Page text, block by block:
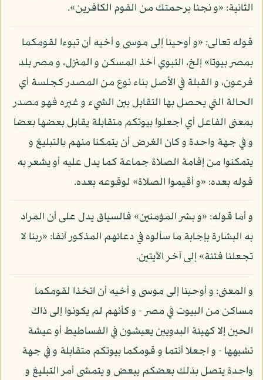
الثانية: «و نجنا برحمتك من القوم الكافرين».
قوله تعالى: «و أوحينا إلى موسى و أخيه أن تبوءا لقومكما
بمصر بيوتا» إلخ، التبوي أخذ المسكن و المنزل، و مصر بلد
فرعون، و القبلة في الأصل بناء نوع من المصدر كجلسة أي
الحالة التي يحصل بها التقابل بين الشيء و غيره فهو مصدر
بمعنى الفاعل أي اجعلوا بيوتكم متقابلة يقابل بعضها بعضا
و في جهة واحدة و كان الغرض أن يتمكنا منهم بالتبليغ و
يتمكنوا من إقامة الصلاة جماعة كما يدل عليه أو يشعر به
قوله بعده: «و أقيموا الصلاة» لوقوعه بعده.
و أما قوله: «و بشر المؤمنين» فالسياق يدل على أن المراد
به البشارة بإجابة ما سألوه في دعائهم المذكور آنفا: «ربنا لا
تجعلنا فتنة» إلى آخر الآيتين.
و المعنى: و أوحينا إلى موسى و أخيه أن اتخذا لقومكما
مساكن من البيوت في مصر - و كأنهم لم يكونوا إلى ذاك
الحين إلا كهيئة البدويين يعيشون في الفساطيط أو عيشة
تشبهها - و اجعلا أنتما و قومكما بيوتكم متقابلة و في جهة
واحدة يتصل بذلك بعضكم ببعض و يتمشى أمر التبليغ و